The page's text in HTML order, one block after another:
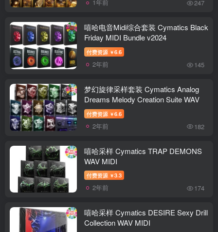
Bass Sound Design MULTIFORMAT
Trap Anti-Icon Ultimate Tearout X
Hybrid Trap VORTEX Unholy TRICK
OR TREAT VOL 1 MODEIGHT Heavy
Dubstep Essentials VOL 1 CODE
BLACK BERRIX RIDDIM
RIDDIM UNLEASHED WAV SERUM
ABLETON PROJECT CODE BLACK
MIDTEMPO SAMPLE_PRESET
PACK WAV SERUM ABLETON
PROJECT MODEIGHT Heavy
1年前 247
嘻哈电音Midi综合套装 Cymatics Black
Friday MIDI Bundle v2024
付费资源 ￥6.6
2年前 145
梦幻旋律采样套装 Cymatics Analog
Dreams Melody Creation Suite WAV
付费资源 ￥6.6
2年前 182
嘻哈采样 Cymatics TRAP DEMONS
WAV MIDI
付费资源 ￥3.3
2年前 174
嘻哈采样 Cymatics DESIRE Sexy Drill
Collection WAV MIDI